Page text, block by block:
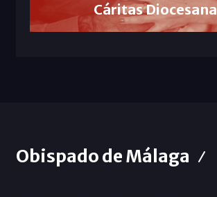
Cáritas Diocesana
Obispado de Málaga